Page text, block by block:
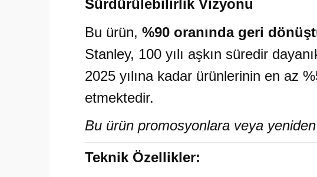
Sürdürülebilirlik Vizyonu
Bu ürün, %90 oranında geri
Stanley, 100 yılı aşkın süredir
2025 yılına kadar ürünlerinin en az
etmektedir.
Bu ürün promosyonlara veya
Teknik Özellikler: